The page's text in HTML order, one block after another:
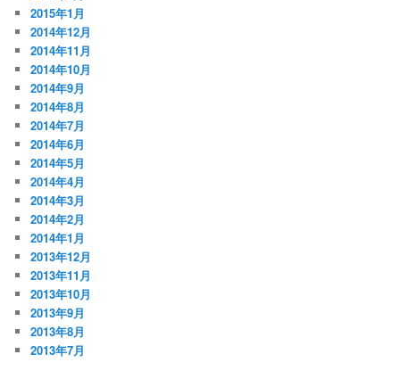
2015年1月
2014年12月
2014年11月
2014年10月
2014年9月
2014年8月
2014年7月
2014年6月
2014年5月
2014年4月
2014年3月
2014年2月
2014年1月
2013年12月
2013年11月
2013年10月
2013年9月
2013年8月
2013年7月